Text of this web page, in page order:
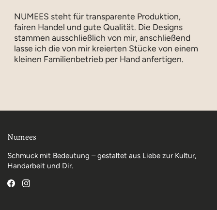
NUMEES steht für transparente Produktion,
fairen Handel und gute Qualität. Die Designs
stammen ausschließlich von mir, anschließend
lasse ich die von mir kreierten Stücke von einem
kleinen Familienbetrieb per Hand anfertigen.
Numees
Schmuck mit Bedeutung – gestaltet aus Liebe zur Kultur,
Handarbeit und Dir.